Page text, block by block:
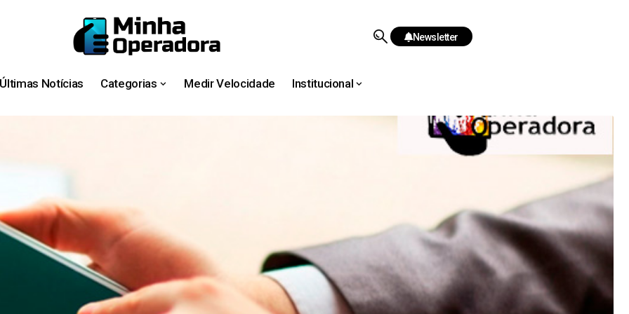
Newsletter
Últimas Notícias Categorias Medir Velocidade Institucional